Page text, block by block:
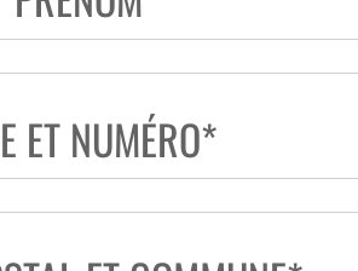
ET NUMÉRO*